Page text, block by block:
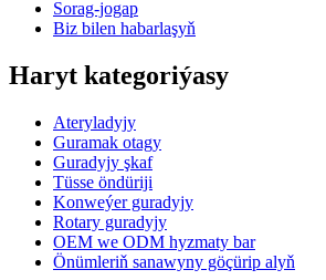
Sorag-jogap
Biz bilen habarlaşyň
Haryt kategoriýasy
Ateryladyjy
Guramak otagy
Guradyjy şkaf
Tüsse öndüriji
Konweýer guradyjy
Rotary guradyjy
OEM we ODM hyzmaty bar
Önümleriň sanawyny göçürip alyň